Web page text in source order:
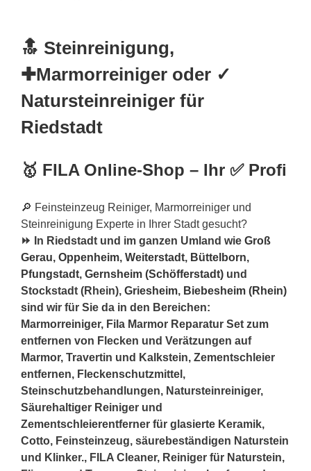
🔝 Steinreinigung,
✚Marmorreiniger oder ✓
Natursteinreiniger für
Riedstadt
🥇 FILA Online-Shop – Ihr ✅ Profi
🔎 Feinsteinzeug Reiniger, Marmorreiniger und
Steinreinigung Experte in Ihrer Stadt gesucht?
⏩ In Riedstadt und im ganzen Umland wie Groß
Gerau, Oppenheim, Weiterstadt, Büttelborn,
Pfungstadt, Gernsheim (Schöfferstadt) und
Stockstadt (Rhein), Griesheim, Biebesheim (Rhein)
sind wir für Sie da in den Bereichen:
Marmorreiniger, Fila Marmor Reparatur Set zum
entfernen von Flecken und Verätzungen auf
Marmor, Travertin und Kalkstein, Zementschleier
entfernen, Fleckenschutzmittel,
Steinschutzbehandlungen, Natursteinreiniger,
Säurehaltiger Reiniger und
Zementschleierentferner für glasierte Keramik,
Cotto, Feinsteinzeug, säurebeständigen Naturstein
und Klinker., FILA Cleaner, Reiniger für Naturstein,